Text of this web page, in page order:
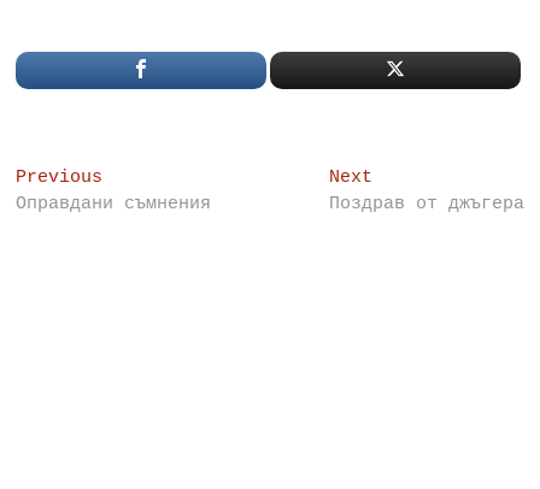
Post
navigation
Previous
post:
Оправдани съмнения
NextNext
post:
Поздрав от джъгера